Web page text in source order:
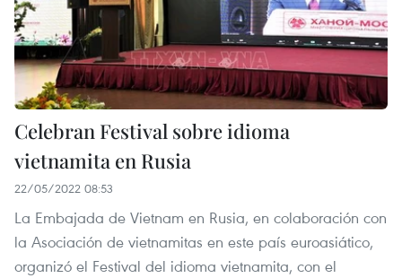
Celebran Festival sobre idioma
vietnamita en Rusia
22/05/2022 08:53
La Embajada de Vietnam en Rusia, en colaboración con
la Asociación de vietnamitas en este país euroasiático,
organizó el Festival del idioma vietnamita, con el